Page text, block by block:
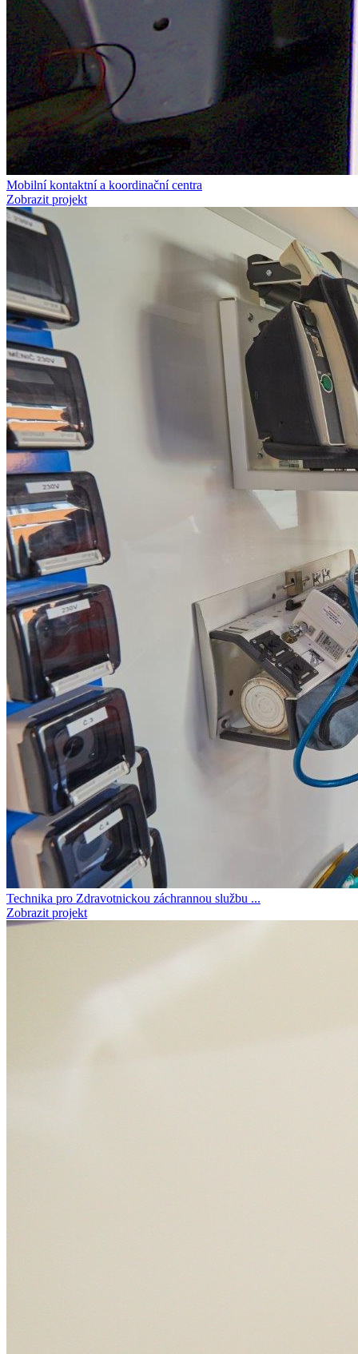
Mobilní kontaktní a koordinační centra
Zobrazit projekt
Technika pro Zdravotnickou záchrannou službu ...
Zobrazit projekt